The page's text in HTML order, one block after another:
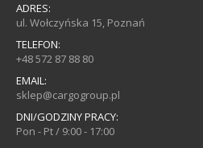
ADRES:
ul. Wołczyńska 15, Poznań
TELEFON:
+48 572 87 88 80
EMAIL:
sklep@cargogroup.pl
DNI/GODZINY PRACY:
Pon - Pt / 9:00 - 17:00